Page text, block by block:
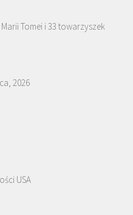
Tomei i 33 towarzyszek
2026
USA